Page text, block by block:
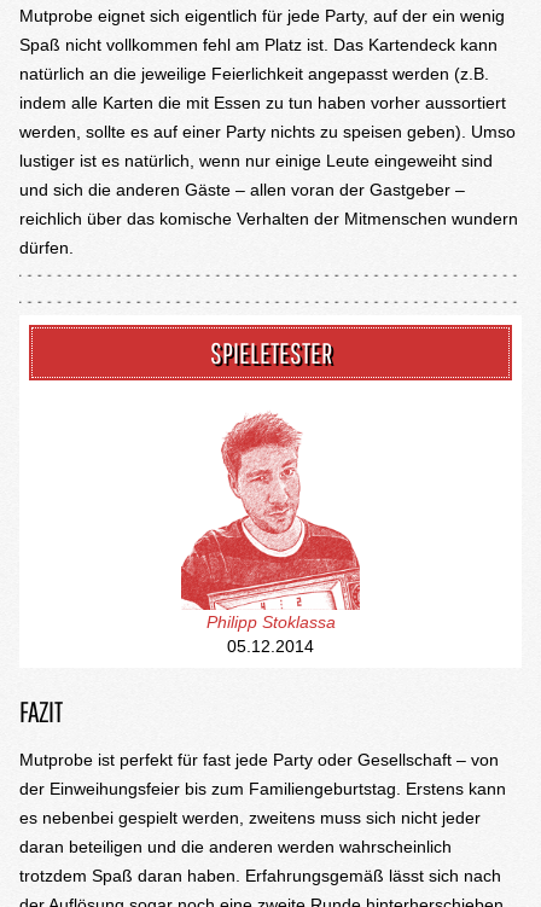
Mutprobe eignet sich eigentlich für jede Party, auf der ein wenig
Spaß nicht vollkommen fehl am Platz ist. Das Kartendeck kann
natürlich an die jeweilige Feierlichkeit angepasst werden (z.B.
indem alle Karten die mit Essen zu tun haben vorher aussortiert
werden, sollte es auf einer Party nichts zu speisen geben). Umso
lustiger ist es natürlich, wenn nur einige Leute eingeweiht sind
und sich die anderen Gäste – allen voran der Gastgeber –
reichlich über das komische Verhalten der Mitmenschen wundern
dürfen.
SPIELETESTER
Philipp Stoklassa
05.12.2014
FAZIT
Mutprobe ist perfekt für fast jede Party oder Gesellschaft – von
der Einweihungsfeier bis zum Familiengeburtstag. Erstens kann
es nebenbei gespielt werden, zweitens muss sich nicht jeder
daran beteiligen und die anderen werden wahrscheinlich
trotzdem Spaß daran haben. Erfahrungsgemäß lässt sich nach